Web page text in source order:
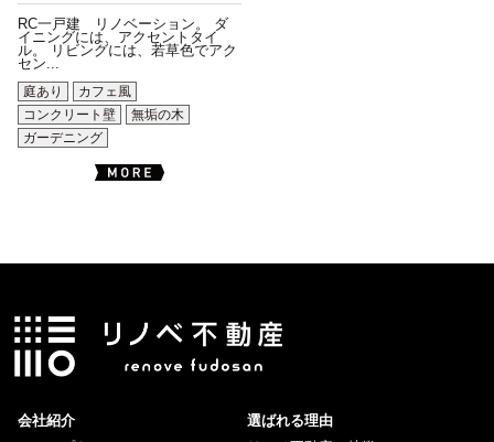
RC一戸建 リノベーション。 ダ
イニングには、アクセントタイ
ル。 リビングには、若草色でアク
セン...
庭あり
カフェ風
コンクリート壁
無垢の木
ガーデニング
会社紹介
選ばれる理由